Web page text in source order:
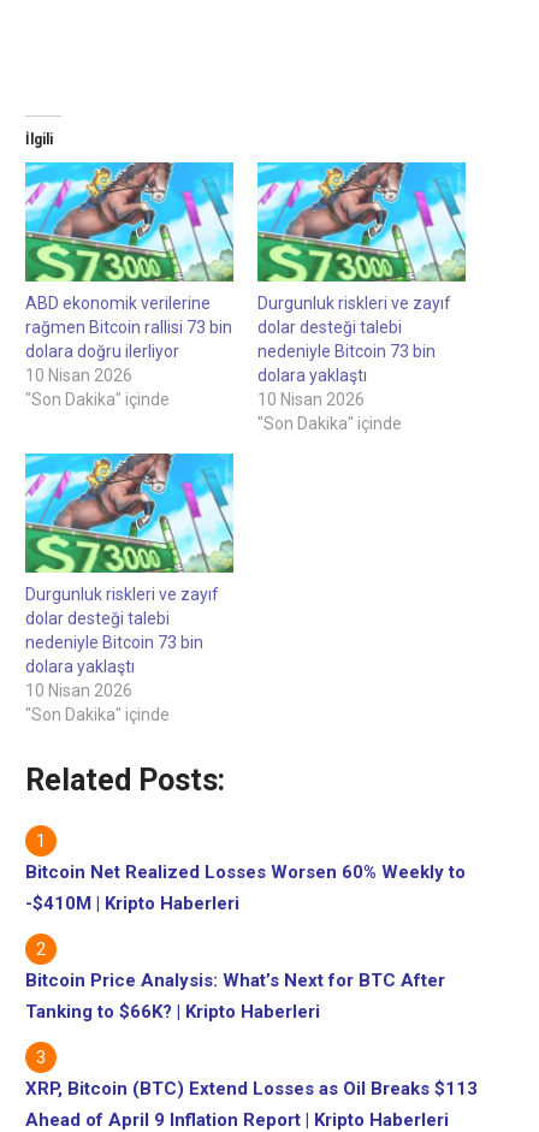
İlgili
ABD ekonomik verilerine
rağmen Bitcoin rallisi 73 bin
dolara doğru ilerliyor
10 Nisan 2026
"Son Dakika" içinde
Durgunluk riskleri ve zayıf
dolar desteği talebi
nedeniyle Bitcoin 73 bin
dolara yaklaştı
10 Nisan 2026
"Son Dakika" içinde
Durgunluk riskleri ve zayıf
dolar desteği talebi
nedeniyle Bitcoin 73 bin
dolara yaklaştı
10 Nisan 2026
"Son Dakika" içinde
Related Posts:
Bitcoin Net Realized Losses Worsen 60% Weekly to
-$410M | Kripto Haberleri
Bitcoin Price Analysis: What’s Next for BTC After
Tanking to $66K? | Kripto Haberleri
XRP, Bitcoin (BTC) Extend Losses as Oil Breaks $113
Ahead of April 9 Inflation Report | Kripto Haberleri